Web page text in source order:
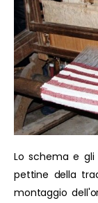
Lo schema e
pettine della
montaggio